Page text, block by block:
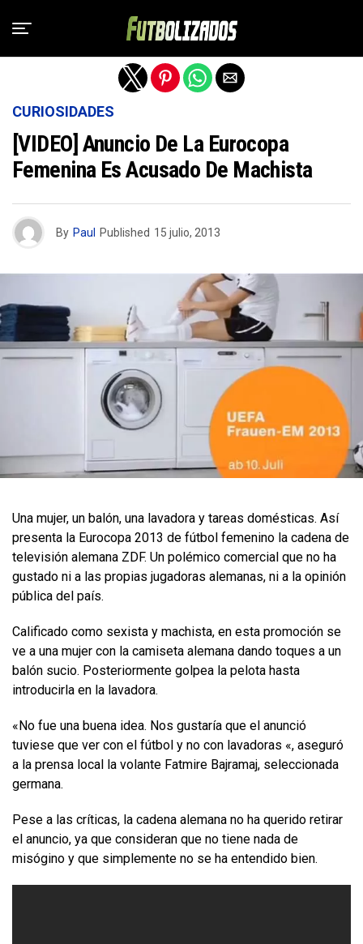
CURIOSIDADES
[VIDEO] Anuncio De La Eurocopa
Femenina Es Acusado De Machista
By Paul Published 15 julio, 2013
Una mujer, un balón, una lavadora y tareas domésticas. Así
presenta la Eurocopa 2013 de fútbol femenino la cadena de
televisión alemana ZDF. Un polémico comercial que no ha
gustado ni a las propias jugadoras alemanas, ni a la opinión
pública del país.
Calificado como sexista y machista, en esta promoción se
ve a una mujer con la camiseta alemana dando toques a un
balón sucio. Posteriormente golpea la pelota hasta
introducirla en la lavadora.
«No fue una buena idea. Nos gustaría que el anunció
tuviese que ver con el fútbol y no con lavadoras «, aseguró
a la prensa local la volante Fatmire Bajramaj, seleccionada
germana.
Pese a las críticas, la cadena alemana no ha querido retirar
el anuncio, ya que consideran que no tiene nada de
misógino y que simplemente no se ha entendido bien.
Salir de la versión móvil